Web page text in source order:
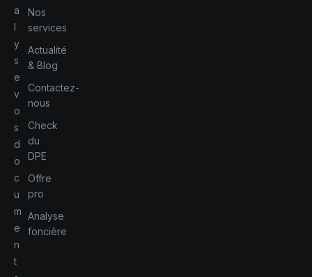
a
l
y
s
e
v
o
s
d
o
c
u
m
e
n
t
Nos
services
Actualité
& Blog
Contactez-
nous
Check
du
DPE
Offre
pro
Analyse
foncière